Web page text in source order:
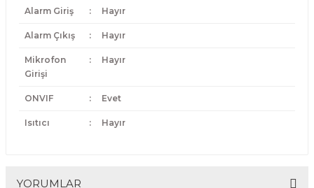
Alarm Giriş : Hayır
Alarm Çıkış : Hayır
Mikrofon
Girişi
: Hayır
ONVIF : Evet
Isıtıcı : Hayır
YORUMLAR